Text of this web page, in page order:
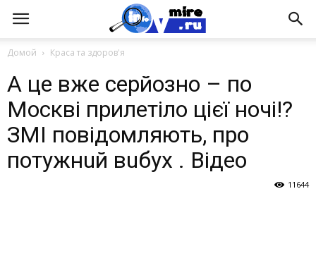
Домой Краса та здоров'я
А це вже серйозно – по
Москві прилетіло цієї ночі!?
ЗМІ повідомляють, про
потужнuй вuбух . Відео
11644